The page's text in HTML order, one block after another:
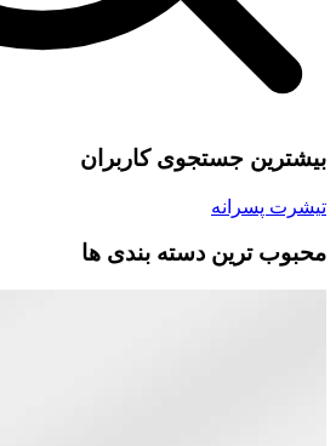
بیشترین جستجوی کاربران
تیشرت پسرانه
محبوب ترین دسته بندی ها